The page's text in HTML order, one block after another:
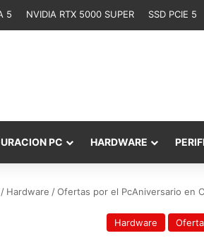
5 NVIDIA RTX 5000 SUPER SSD PCIE 5
PC HARDWARE
/ Hardware /Ofertas por el PcAniversario en
Hardware